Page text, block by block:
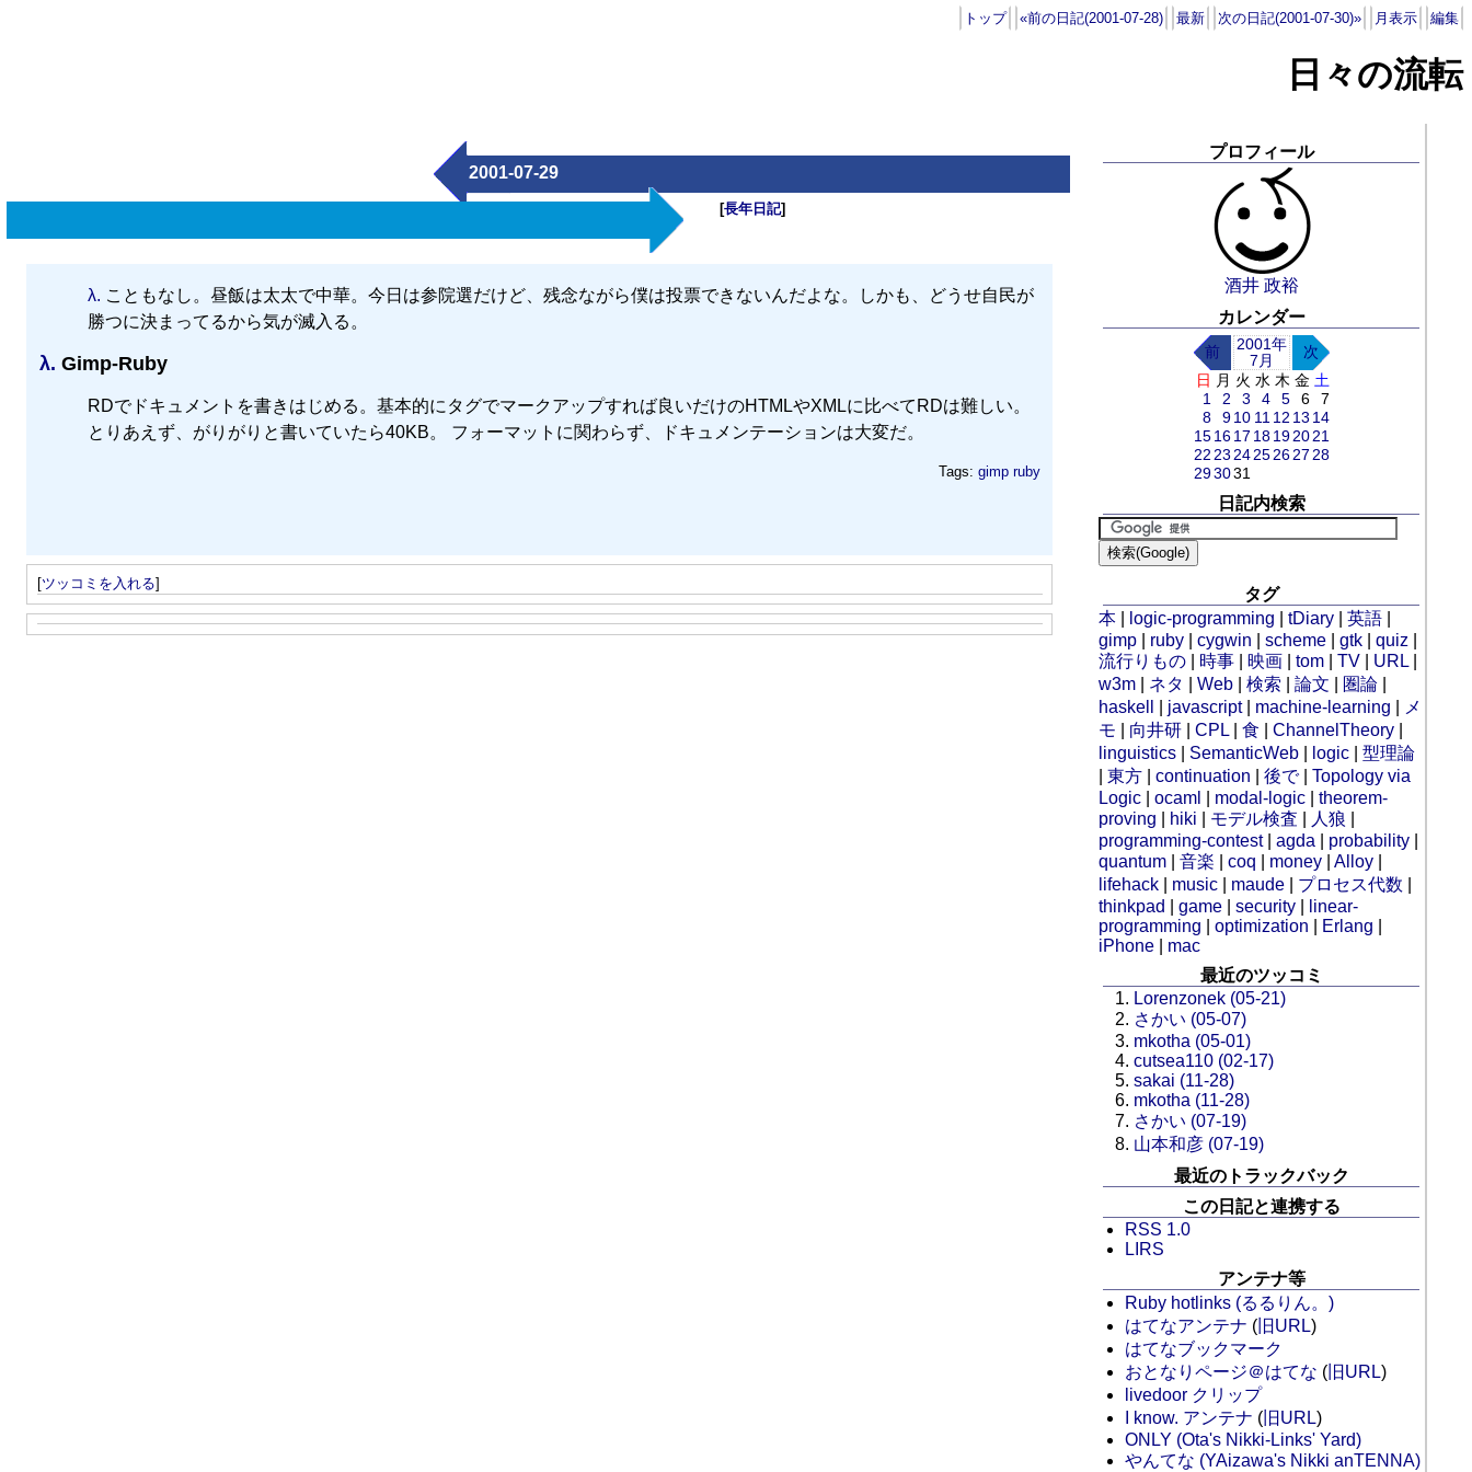
トップ «前の日記(2001-07-28) 最新 次の日記(2001-07-30)» 月表示 編集
日々の流転
2001-07-29
[長年日記]
λ. こともなし。昼飯は太太で中華。今日は参院選だけど、残念ながら僕は投票できないんだよな。しかも、どうせ自民が
勝つに決まってるから気が滅入る。
λ. Gimp-Ruby
RDでドキュメントを書きはじめる。基本的にタグでマークアップすれば良いだけのHTMLやXMLに比べてRDは難しい。
とりあえず、がりがりと書いていたら40KB。 フォーマットに関わらず、ドキュメンテーションは大変だ。
Tags: gimp ruby
[ツッコミを入れる]
プロフィール
酒井 政裕
カレンダー
前
2001年
7月
次
日 月 火 水 木 金 土
1
2 3 4 5 6
7
8
9 10 11 12 13 14
15 16 17 18 19 20 21
22 23 24 25 26 27 28
293031
日記内検索
タグ
本
logic-programming |tDiary |英語
gimp
ruby |cygwin |scheme |gtk |quiz
流行りもの
時事 映画 |tom |TV URL
w3m
ネタ |Web |検索 |論文 圏論
haskell
javascript| machine-learning
メ
モ
向井研 |CPL |食 |ChannelTheory
linguistics
SemanticWeb logic |型理論
|東方 |continuation |後で|Topology via
Logic |ocaml modal-logic |theorem-
proving
hiki モデル検査 人狼
programming-contest|agda probability
quantum |音楽 |coq money |Alloy
lifehack
music maude プロセス代数
thinkpad
|game |security
linear-
programming |optimization Erlang
iPhone
mac
最近のツッコミ
Lorenzonek (05-21)
さかい (05-07)
mkotha (05-01)
cutsea110 (02-17)
sakai (11-28)
mkotha (11-28)
さかい (07-19)
山本和彦 (07-19)
最近のトラックバック
この日記と連携する
RSS 1.0
LIRS
アンテナ等
Ruby hotlinks (るるりん。)
はてなアンテナ ( 旧URL)
はてなブックマーク
おとなりページ＠はてな ( 旧URL)
livedoor クリップ
I know. アンテナ ( 旧URL)
ONLY (Ota's Nikki-Links' Yard)
やんてな (YAizawa's Nikki anTENNA)